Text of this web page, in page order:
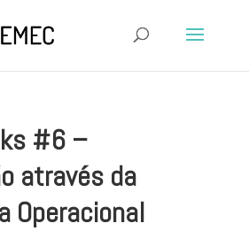
#6 –
através da
Operacional